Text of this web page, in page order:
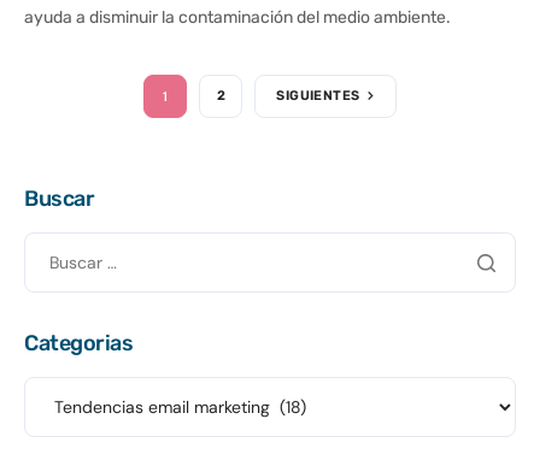
ayuda a disminuir la contaminación del medio ambiente.
1 2 SIGUIENTES
Buscar
Categorias